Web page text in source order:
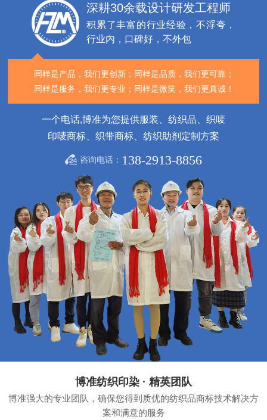
深耕30余载设计研发工程师
积累了丰富的行业经验，不浮夸，
行业内，口碑好，不外包
同样是产品，我们更创新； 同样是品质，我们更可靠；
同样是服务，我们更专业； 同样是微笑，我们更真诚！
一个电话,博准为您提供服装、纺织品、织唛
印唛商标、织带商标、纺织助剂定制方案
咨询电话： 138-2913-8856
博准纺织印染 · 精英团队
博准强大的专业团队，确保您得到质优的纺织品商标技术解决方
案和满意的服务